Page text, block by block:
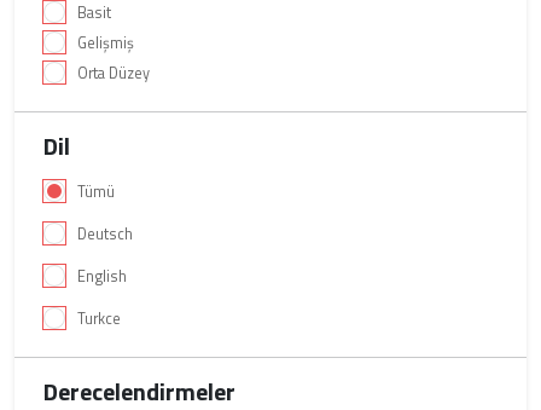
Basit
Gelişmiş
Orta Düzey
Dil
Tümü
Deutsch
English
Turkce
Derecelendirmeler